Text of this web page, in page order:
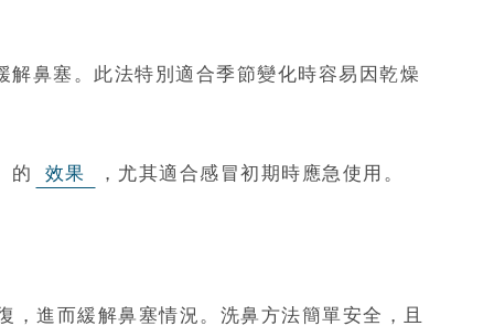
鼻塞。此法特別適合季節變化時容易因乾燥
的 效果 ，尤其適合感冒初期時應急使用。
進而緩解鼻塞情況。洗鼻方法簡單安全，且